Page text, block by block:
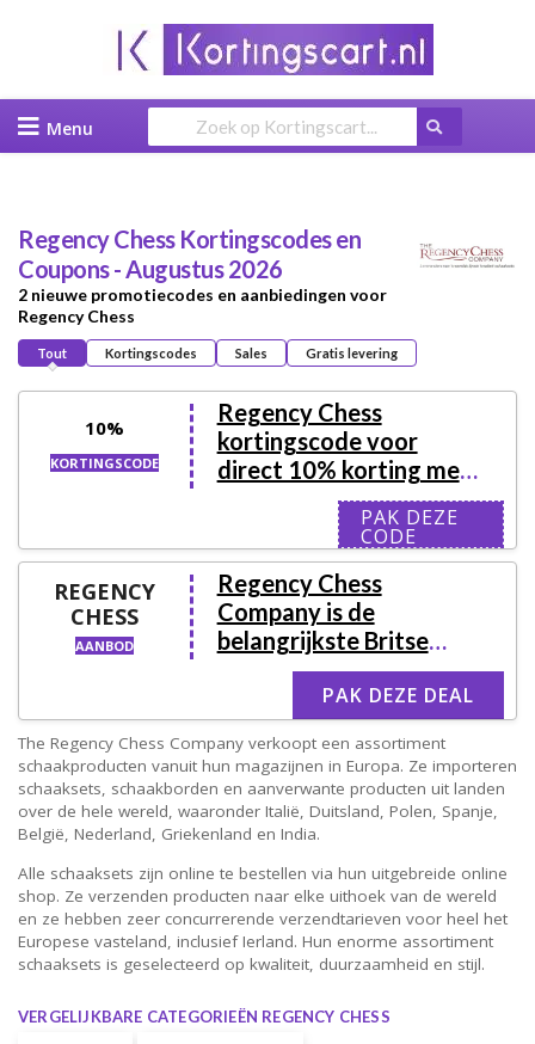
to
content
Regency ChessKortingscodes en
Coupons - Augustus 2026
2 nieuwe promotiecodes en aanbiedingen voor
Regency Chess
Tout Kortingscodes Sales Gratis levering
10%
KORTINGSCODE
Regency Chess
kortingscode voor
direct 10% korting met
de nieuwsbrief
UWSBRIEF
PAK DEZE
CODE
REGENCY
CHESS
AANBOD
Regency Chess
Company is de
belangrijkste Britse
winkelier van
hoogwaardige
schaaksets en
schaakborden
PAK DEZE DEAL
The Regency Chess Company verkoopt een assortiment
schaakproducten vanuit hun magazijnen in Europa. Ze importeren
schaaksets, schaakborden en aanverwante producten uit landen
over de hele wereld, waaronder Italië, Duitsland, Polen, Spanje,
België, Nederland, Griekenland en India.
Alle schaaksets zijn online te bestellen via hun uitgebreide online
shop. Ze verzenden producten naar elke uithoek van de wereld
en ze hebben zeer concurrerende verzendtarieven voor heel het
Europese vasteland, inclusief Ierland. Hun enorme assortiment
schaaksets is geselecteerd op kwaliteit, duurzaamheid en stijl.
VERGELIJKBARE CATEGORIEËN REGENCY CHESS